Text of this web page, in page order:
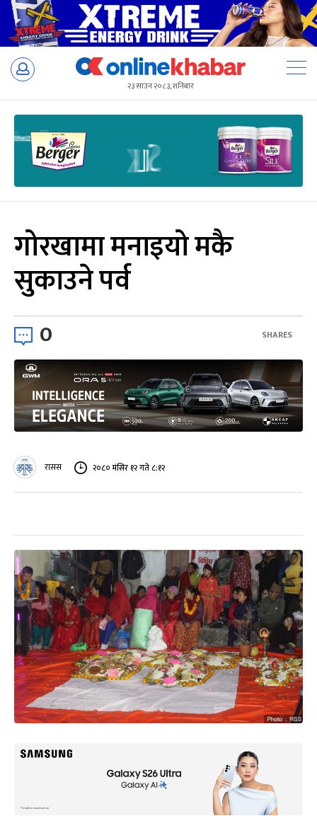
Skip
२३ साउन २०८३, शनिबार
गोरखामा मनाइयो मकै
सुकाउने पर्व
0 SHARES
रासस २०८० मंसिर १२ गते ८:१२